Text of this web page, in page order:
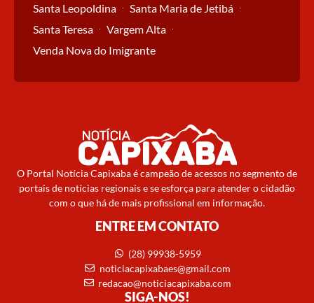
Santa Leopoldina
Santa Maria de Jetibá
Santa Teresa
Vargem Alta
Venda Nova do Imigrante
O Portal Notícia Capixaba é campeão de acessos no segmento de
portais de notícias regionais e se esforça para atender o cidadão
com o que há de mais profissional em informação.
ENTRE EM CONTATO
(28) 99938-5959
noticiacapixabaes@gmail.com
redacao@noticiacapixaba.com
SIGA-NOS!